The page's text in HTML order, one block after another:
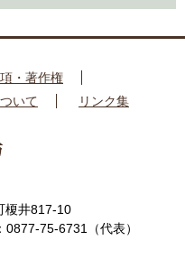
・著作権
いて リンク集
榎井817-10
0877-75-6731（代表）